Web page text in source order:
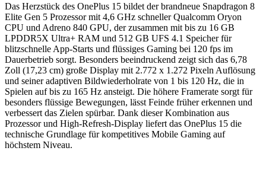
Das Herzstück des OnePlus 15 bildet der brandneue Snapdragon 8
Elite Gen 5 Prozessor mit 4,6 GHz schneller Qualcomm Oryon
CPU und Adreno 840 GPU, der zusammen mit bis zu 16 GB
LPDDR5X Ultra+ RAM und 512 GB UFS 4.1 Speicher für
blitzschnelle App-Starts und flüssiges Gaming bei 120 fps im
Dauerbetrieb sorgt. Besonders beeindruckend zeigt sich das 6,78
Zoll (17,23 cm) große Display mit 2.772 x 1.272 Pixeln Auflösung
und seiner adaptiven Bildwiederholrate von 1 bis 120 Hz, die in
Spielen auf bis zu 165 Hz ansteigt. Die höhere Framerate sorgt für
besonders flüssige Bewegungen, lässt Feinde früher erkennen und
verbessert das Zielen spürbar. Dank dieser Kombination aus
Prozessor und High-Refresh-Display liefert das OnePlus 15 die
technische Grundlage für kompetitives Mobile Gaming auf
höchstem Niveau.